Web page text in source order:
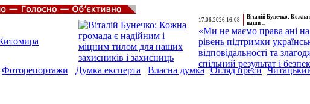
17.06.2026 16:08
Віталій Бунечко: Кожна
наши ...
«Ми не маємо права ані
рівень підтримки
відповідальності та
спільний результат і
Фоторепортажи Думка експерта Власна думка Огляд преси